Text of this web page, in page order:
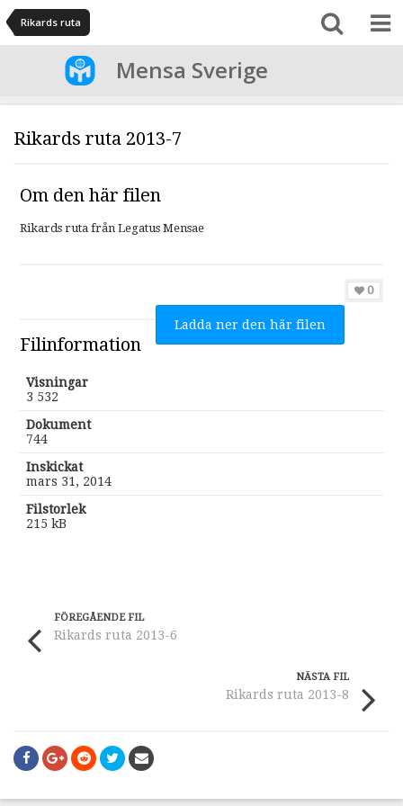
Rikards ruta
Mensa Sverige
Rikards ruta 2013-7
Om den här filen
Rikards ruta från Legatus Mensae
0
Ladda ner den här filen
Filinformation
Visningar
3 532
Dokument
744
Inskickat
mars 31, 2014
Filstorlek
215 kB
FÖREGÅENDE FIL
Rikards ruta 2013-6
NÄSTA FIL
Rikards ruta 2013-8